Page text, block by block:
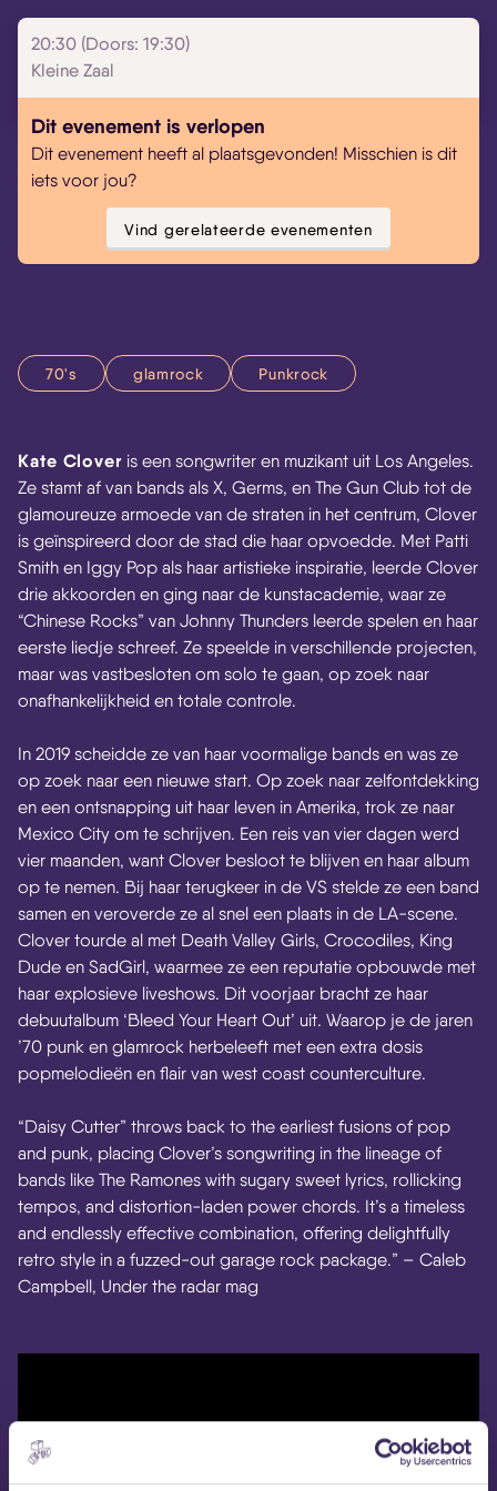
20:30 (Doors: 19:30)
Kleine Zaal
Dit evenement is verlopen
Dit evenement heeft al plaatsgevonden! Misschien is dit
iets voor jou?
Vind gerelateerde evenementen
70's glamrock Punkrock
Kate Cloveris een songwriter en muzikant uit Los Angeles.
Ze stamt af van bands als X, Germs, en The Gun Club tot de
glamoureuze armoede van de straten in het centrum, Clover
is geïnspireerd door de stad die haar opvoedde. Met Patti
Smith en Iggy Pop als haar artistieke inspiratie, leerde Clover
drie akkoorden en ging naar de kunstacademie, waar ze
“Chinese Rocks” van Johnny Thunders leerde spelen en haar
eerste liedje schreef. Ze speelde in verschillende projecten,
maar was vastbesloten om solo te gaan, op zoek naar
onafhankelijkheid en totale controle.
In 2019 scheidde ze van haar voormalige bands en was ze
op zoek naar een nieuwe start. Op zoek naar zelfontdekking
en een ontsnapping uit haar leven in Amerika, trok ze naar
Mexico City om te schrijven. Een reis van vier dagen werd
vier maanden, want Clover besloot te blijven en haar album
op te nemen. Bij haar terugkeer in de VS stelde ze een band
samen en veroverde ze al snel een plaats in de LA-scene.
Clover tourde al met Death Valley Girls, Crocodiles, King
Dude en SadGirl, waarmee ze een reputatie opbouwde met
haar explosieve liveshows. Dit voorjaar bracht ze haar
debuutalbum ‘Bleed Your Heart Out’ uit. Waarop je de jaren
’70 punk en glamrock herbeleeft met een extra dosis
popmelodieën en flair van west coast counterculture.
“Daisy Cutter” throws back to the earliest fusions of pop
and punk, placing Clover’s songwriting in the lineage of
bands like The Ramones with sugary sweet lyrics, rollicking
tempos, and distortion-laden power chords. It’s a timeless
and endlessly effective combination, offering delightfully
retro style in a fuzzed-out garage rock package.” – Caleb
Campbell, Under the radar mag